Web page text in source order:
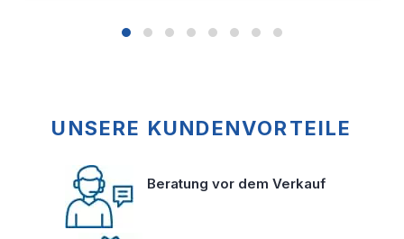
UNSERE KUNDENVORTEILE
Beratung vor dem Verkauf